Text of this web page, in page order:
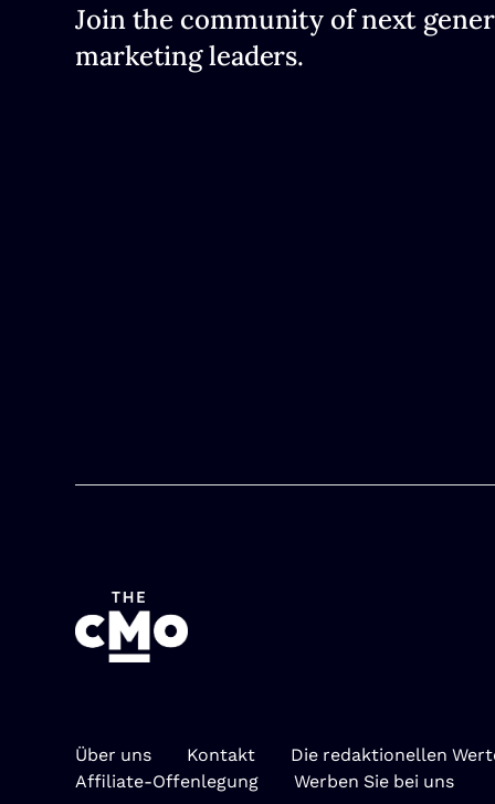
Join the community of next
marketing leaders.
Über uns Kontakt Die redaktionellen
Affiliate-Offenlegung
Werben Sie bei uns